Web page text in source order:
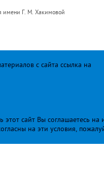
имени Г. М. Хакимовой
с сайта ссылка на
сайт Вы соглашаетесь
на эти условия,